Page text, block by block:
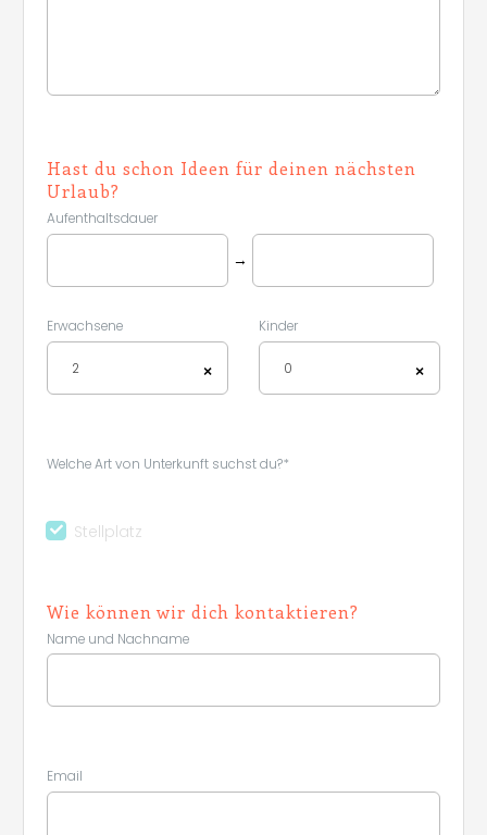
Hast du schon Ideen für deinen nächsten
Urlaub?
Aufenthaltsdauer
→
Erwachsene
×
2
Kinder
×
0
Welche Art von Unterkunft suchst du?*
Stellplatz
Wie können wir dich kontaktieren?
Name und Nachname
Email